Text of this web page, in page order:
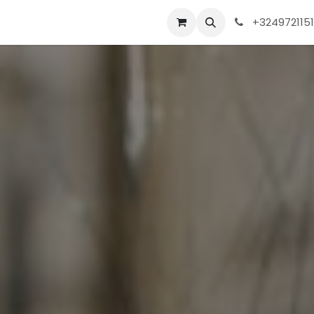
Film sablé et décoratif Film solaire Film